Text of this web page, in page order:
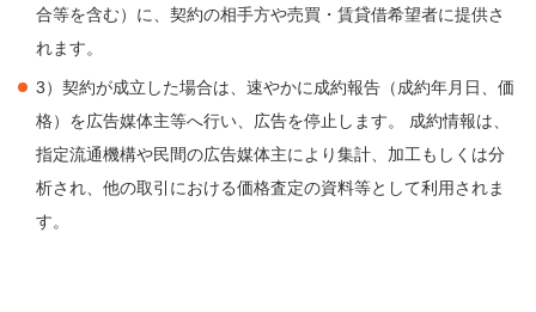
合等を含む）に、契約の相手方や売買・賃貸借希望者に提供さ
れます。
3）契約が成立した場合は、速やかに成約報告（成約年月日、価
格）を広告媒体主等へ行い、広告を停止します。 成約情報は、
指定流通機構や民間の広告媒体主により集計、加工もしくは分
析され、他の取引における価格査定の資料等として利用されま
す。